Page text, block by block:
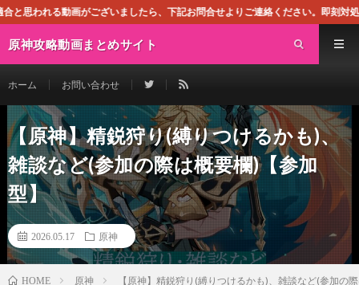
ざいましたら、下記お問合せよりご連絡ください。即刻対処させて頂きます
原神攻略動画まとめサイト
ホーム お問い合わせ
【原神】精鋭狩り(縛りつけるかも)、
雑談など(参加の際は概要欄)【参加
型】
2026.05.17 原神
HOME 原神 【原神】精鋭狩り(縛りつけるかも)、雑談など(参加の